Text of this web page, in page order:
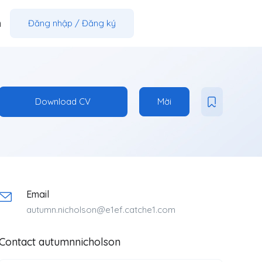
Đăng nhập / Đăng ký
Download CV Mời
Email
autumn.nicholson@e1ef.catche1.com
autumnnicholson